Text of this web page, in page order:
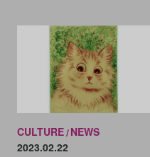
CULTURE NEWS
2023.02.22